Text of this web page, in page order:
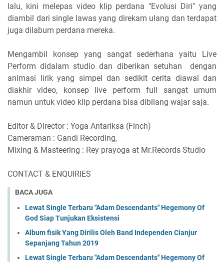
lalu, kini melepas video klip perdana "Evolusi Diri" yang
diambil dari single lawas yang direkam ulang dan terdapat
juga dilabum perdana mereka.
Mengambil konsep yang sangat sederhana yaitu Live
Perform didalam studio dan diberikan setuhan dengan
animasi lirik yang simpel dan sedikit cerita diawal dan
diakhir video, konsep live perform full sangat umum
namun untuk video klip perdana bisa dibilang wajar saja.
Editor & Director : Yoga Antariksa (Finch)
Cameraman : Gandi Recording,
Mixing & Masteering : Rey prayoga at Mr.Records Studio
CONTACT & ENQUIRIES
BACA JUGA
Lewat Single Terbaru "Adam Descendants" Hegemony Of
God Siap Tunjukan Eksistensi
Album fisik Yang Dirilis Oleh Band Independen Cianjur
Sepanjang Tahun 2019
Lewat Single Terbaru "Adam Descendants" Hegemony Of